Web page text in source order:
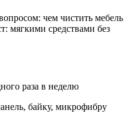
чем чистить мебель
мягкими средствами без
раза в неделю
байку, микрофибру